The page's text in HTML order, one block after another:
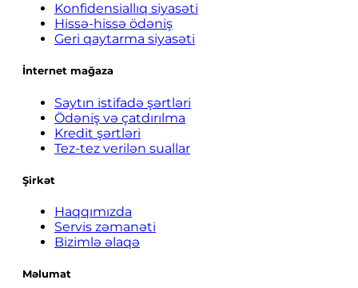
Konfidensiallıq siyasəti
Hissə-hissə ödəniş
Geri qaytarma siyasəti
İnternet mağaza
Saytın istifadə şərtləri
Ödəniş və çatdırılma
Kredit şərtləri
Tez-tez verilən suallar
Şirkət
Haqqımızda
Servis zəmanəti
Bizimlə əlaqə
Məlumat